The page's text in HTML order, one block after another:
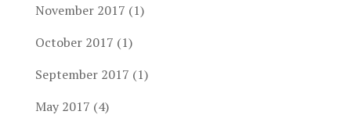
November 2017 (1)
October 2017 (1)
September 2017 (1)
May 2017 (4)